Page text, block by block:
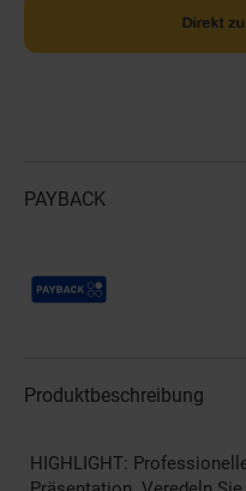
PAYBACK
Payback Punkte
Produktbeschreibung
HIGHLIGHT: